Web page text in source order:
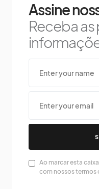
Assine
Receba
Ao marcar esta
com nossos termos